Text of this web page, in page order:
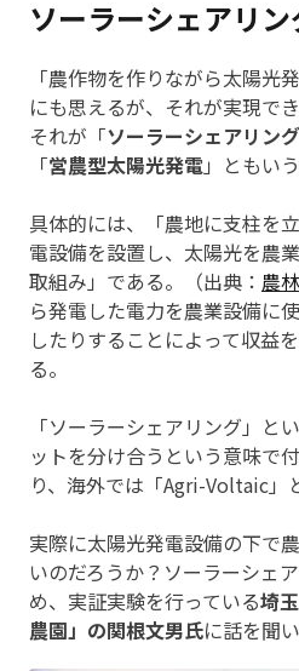
ソーラーシェアリ
「農作物を作りながら太陽光
にも思えるが、それが実現で
それが「ソーラーシェアリング
「営農型太陽光発電」ともいう
具体的には、「農地に支柱を
電設備を設置し、太陽光を農
取組み」である。（出典： 農
ら発電した電力を農業設備に
したりすることによって収益
る。
「ソーラーシェアリング」と
ットを分け合うという意味で
り、海外では「Agri-Voltaic」
実際に太陽光発電設備の下で
いのだろうか？ソーラーシェ
め、実証実験を行っている埼
農園」の関根文男氏に話を聞い